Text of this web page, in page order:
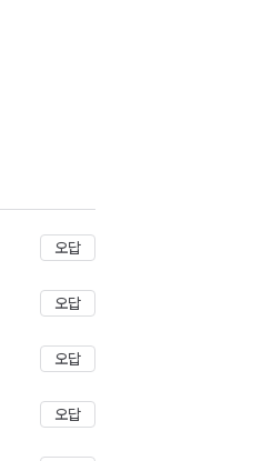
오답
오답
오답
오답